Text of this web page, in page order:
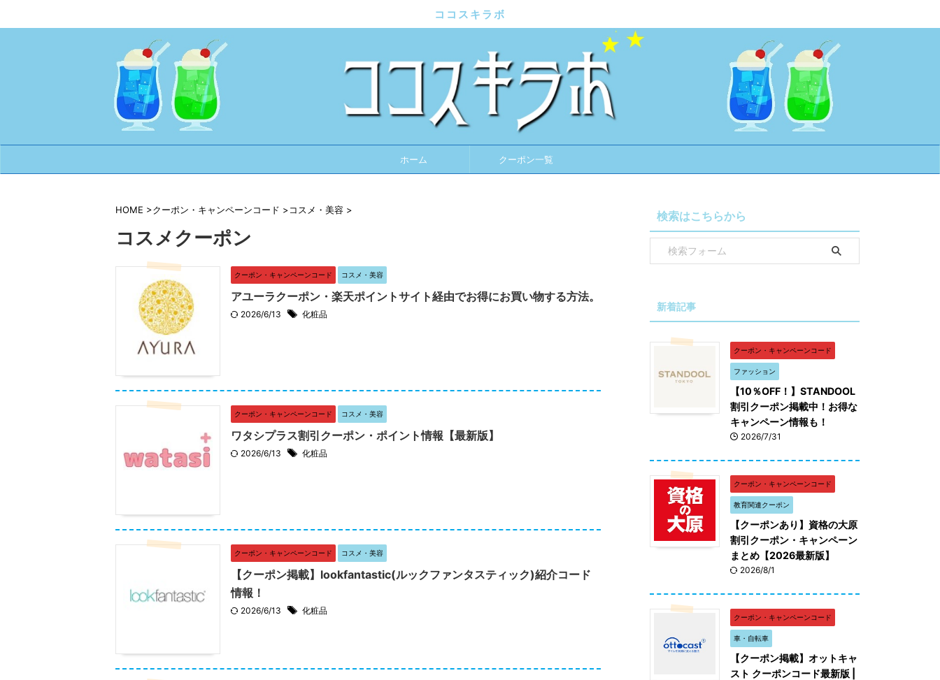
ココスキラボ
ホーム クーポン一覧
HOME >クーポン・キャンペーンコード >コスメ・美容 >
コスメクーポン
クーポン・キャンペーンコード コスメ・美容
アユーラクーポン・楽天ポイントサイト経由でお得にお買い物する方法。
2026/6/13 化粧品
クーポン・キャンペーンコード コスメ・美容
ワタシプラス割引クーポン・ポイント情報【最新版】
2026/6/13 化粧品
クーポン・キャンペーンコード コスメ・美容
【クーポン掲載】lookfantastic(ルックファンタスティック)紹介コード
情報！
2026/6/13 化粧品
検索はこちらから
新着記事
クーポン・キャンペーンコード
ファッション
【10％OFF！】STANDOOL
割引クーポン掲載中！お得な
キャンペーン情報も！
2026/7/31
クーポン・キャンペーンコード
教育関連クーポン
【クーポンあり】資格の大原
割引クーポン・キャンペーン
まとめ【2026最新版】
2026/8/1
クーポン・キャンペーンコード
車・自転車
【クーポン掲載】オットキャ
スト クーポンコード最新版 |